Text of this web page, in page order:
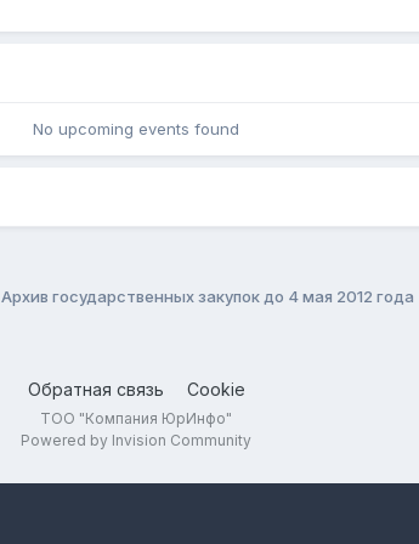
No upcoming events found
Архив государственных закупок до 4 мая 2012 года
Обратная связь Cookie
ТОО "Компания ЮрИнфо"
Powered by Invision Community